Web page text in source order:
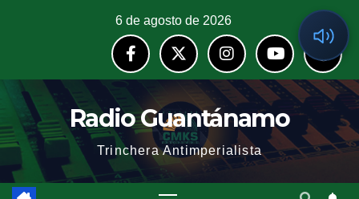
6 de agosto de 2026
Radio Guantánamo
Trinchera Antimperialista